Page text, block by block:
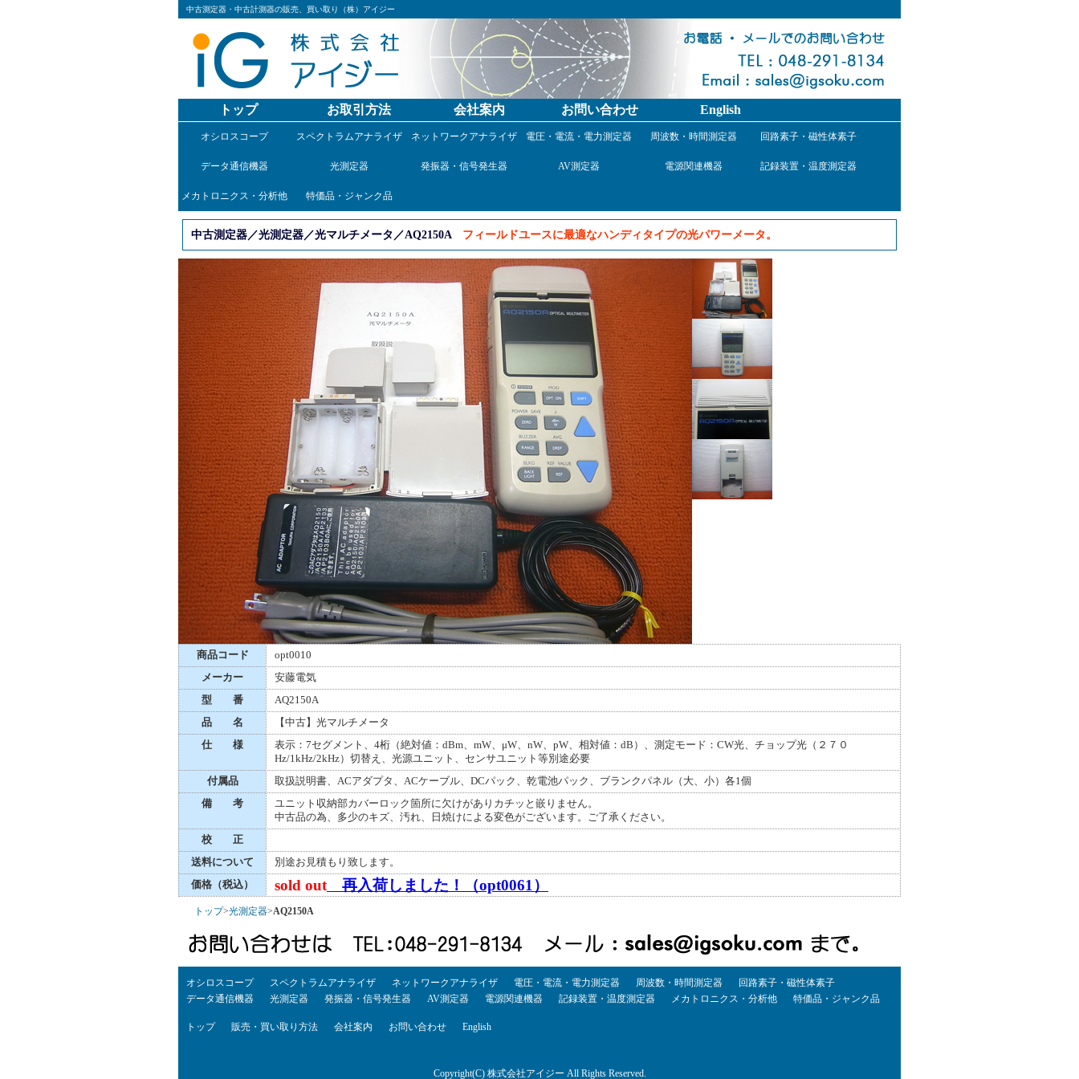
中古測定器・中古計測器の販売、買い取り（株）アイジー
トップ お取引方法 会社案内 お問い合わせ English
オシロスコープ スペクトラムアナライザ ネットワークアナライザ 電圧・電流・電力測定器 周波数・時間測定器 回路素子・磁性体素子
データ通信機器 光測定器 発振器・信号発生器 AV測定器 電源関連機器 記録装置・温度測定器
メカトロニクス・分析他 特価品・ジャンク品
中古測定器／光測定器／光マルチメータ／AQ2150A フィールドユースに最適なハンディタイプの光パワーメータ。
商品コード
opt0010
メーカー
安藤電気
型 番
AQ2150A
品 名
【中古】光マルチメータ
仕 様
表示：7セグメント、4桁（絶対値：dBm、mW、μW、nW、pW、相対値：dB）、測定モード：CW光、チョップ光（２７０
Hz/1kHz/2kHz）切替え、光源ユニット、センサユニット等別途必要
付属品
取扱説明書、ACアダプタ、ACケーブル、DCパック、乾電池パック、ブランクパネル（大、小）各1個
備 考
ユニット収納部カバーロック箇所に欠けがありカチッと嵌りません。
中古品の為、多少のキズ、汚れ、日焼けによる変色がございます。ご了承ください。
校 正
送料について
別途お見積もり致します。
価格（税込）
sold out 再入荷しました！（opt0061）
トップ>光測定器>AQ2150A
オシロスコープ スペクトラムアナライザ ネットワークアナライザ 電圧・電流・電力測定器 周波数・時間測定器
回路素子・磁性体素子
データ通信機器
光測定器 発振器・信号発生器 AV測定器 電源関連機器 記録装置・温度測定器 メカトロニクス・分析他 特価品・ジャンク品
トップ 販売・買い取り方法 会社案内 お問い合わせ English
Copyright(C) 株式会社アイジー All Rights Reserved.